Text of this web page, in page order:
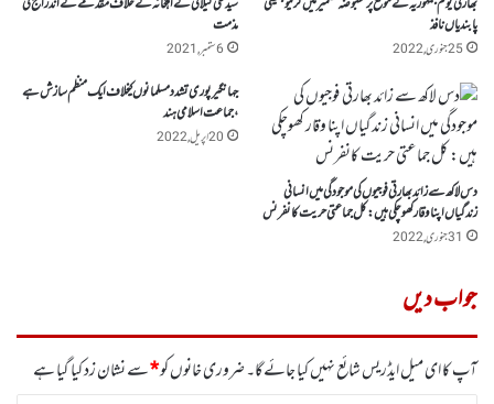
پابندیاں نافذ
25 جنوری, 2022
مذمت
6 ستمبر, 2021
دس لاکھ سے زائد بھارتی فوجیوں کی موجودگی میں انسانی
زندگیاں اپنا وقار کھوچکی ہیں: کل جماعتی حریت کانفرنس
31 جنوری, 2022
جہانگیر پوری تشدد مسلمانوں کیخلاف ایک منظم سازش ہے
،جماعت اسلامی ہند
20 اپریل, 2022
جواب دیں
آپ کا ای میل ایڈریس شائع نہیں کیا جائے گا۔ضروری خانوں کو*سے نشان زد کیا گیا ہے